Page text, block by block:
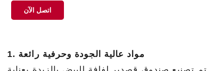
اتصل الآن
1. مواد عالية الجودة وحرفية رائعة